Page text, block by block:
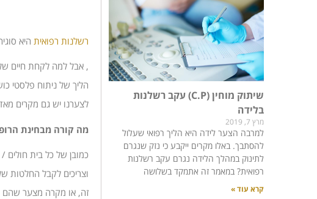
שיתוק מוחין (C.P) עקב רשלנות
בלידה
מרץ 7, 2019
למרבה הצער לידה היא הליך רפואי שעלול
להסתבך. באלו מקרים ייקבע כי נזק שנגרם
לתינוק במהלך הלידה נגרם עקב רשלנות
רפואית? במאמר זה אתמקד בשלושה
קרא עוד »
רשלנות רפואית היא
, אבל למה לקחת חיים
הליך של ניתוח פלסטי
לצערנו יש גם מקרים
מה קורה מבחינת
כמובן של כל בית חולים
וצריכים לקבל החלטות
זה, או מקרה מצער שהם